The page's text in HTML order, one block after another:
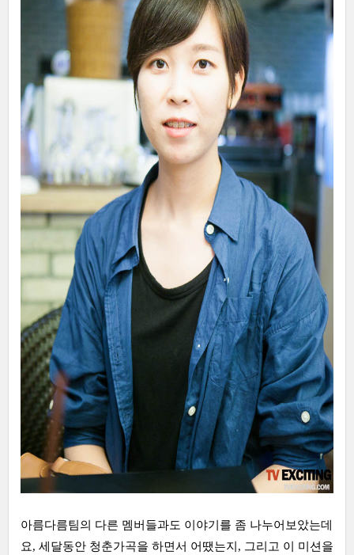
아름다름팀의 다른 멤버들과도 이야기를 좀 나누어보았는데
요, 세달동안 청춘가곡을 하면서 어땠는지, 그리고 이 미션을